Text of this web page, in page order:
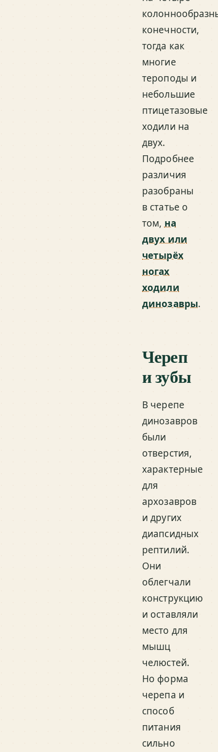
конечности,
тогда как
многие
тероподы и
небольшие
птицетазовые
ходили на
двух.
Подробнее
различия
разобраны
в статье о
том, на
двух или
четырёх
ногах
ходили
динозавры.
Череп
и зубы
В черепе
динозавров
были
отверстия,
характерные
для
архозавров
и других
диапсидных
рептилий.
Они
облегчали
конструкцию
и оставляли
место для
мышц
челюстей.
Но форма
черепа и
способ
питания
сильно